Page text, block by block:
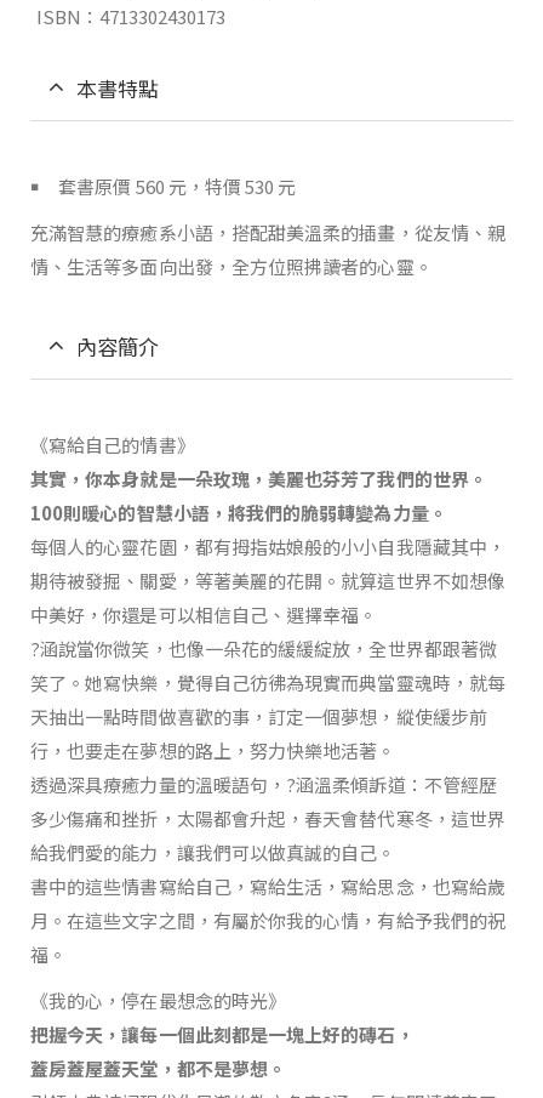
ISBN：4713302430173
本書特點
￭ 套書原價 560 元，特價 530 元
充滿智慧的療癒系小語，搭配甜美溫柔的插畫，從友情、親
情、生活等多面向出發，全方位照拂讀者的心靈。
內容簡介
《寫給自己的情書》
其實，你本身就是一朵玫瑰，美麗也芬芳了我們的世界。
100則暖心的智慧小語，將我們的脆弱轉變為力量。
每個人的心靈花園，都有拇指姑娘般的小小自我隱藏其中，
期待被發掘、關愛，等著美麗的花開。就算這世界不如想像
中美好，你還是可以相信自己、選擇幸福。
?涵說當你微笑，也像一朵花的緩緩綻放，全世界都跟著微
笑了。她寫快樂，覺得自己彷彿為現實而典當靈魂時，就每
天抽出一點時間做喜歡的事，訂定一個夢想，縱使緩步前
行，也要走在夢想的路上，努力快樂地活著。
透過深具療癒力量的溫暖語句，?涵溫柔傾訴道：不管經歷
多少傷痛和挫折，太陽都會升起，春天會替代寒冬，這世界
給我們愛的能力，讓我們可以做真誠的自己。
書中的這些情書寫給自己，寫給生活，寫給思念，也寫給歲
月。在這些文字之間，有屬於你我的心情，有給予我們的祝
福。
《我的心，停在最想念的時光》
把握今天，讓每一個此刻都是一塊上好的磚石，
蓋房蓋屋蓋天堂，都不是夢想。